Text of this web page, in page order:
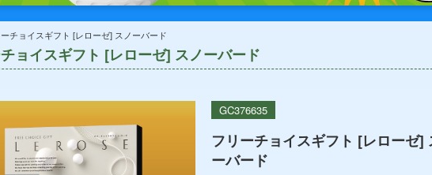
ョイスギフト [レローゼ] スノーバード
チョイスギフト [レローゼ] スノーバード
GC376635
フリーチョイスギフト [レローゼ]
ーバード